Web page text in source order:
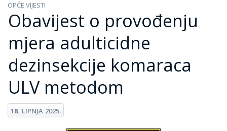
OPĆE VIJESTI
Obavijest o provođenju
mjera adulticidne
dezinsekcije komaraca
ULV metodom
18. LIPNJA 2025.